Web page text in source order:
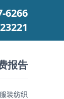
6266
报告
服装纺织